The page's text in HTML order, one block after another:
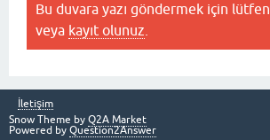
Bu duvara yazı göndermek için lütfen
veya kayıt olunuz
İletişim
Snow Theme by Q2A Market
Powered by Question2Answer